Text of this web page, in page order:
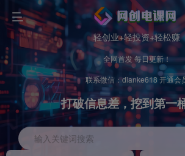
轻创业+轻投资+轻松赚
全网首发 每日更新！
联系微信：dianke618 开通会
打破信息差，挖到第一
输入关键词搜索